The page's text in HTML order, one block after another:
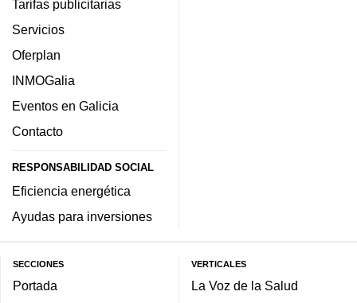
Tarifas publicitarias
Servicios
Oferplan
INMOGalia
Eventos en Galicia
Contacto
RESPONSABILIDAD SOCIAL
Eficiencia energética
Ayudas para inversiones
SECCIONES
Portada
VERTICALES
La Voz de la Salud